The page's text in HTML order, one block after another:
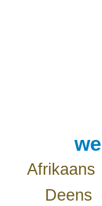
Afrikaans
Deens